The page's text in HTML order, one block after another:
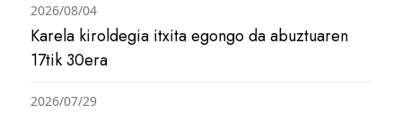
Karela kiroldegia itxita egongo da abuztuaren
17tik 30era
2026/08/04
2026/07/29